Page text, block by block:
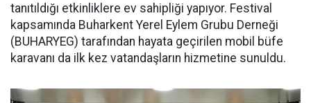
tanıtıldığı etkinliklere ev sahipliği yapıyor. Festival
kapsamında Buharkent Yerel Eylem Grubu Derneği
(BUHARYEG) tarafından hayata geçirilen mobil büfe
karavanı da ilk kez vatandaşların hizmetine sunuldu.